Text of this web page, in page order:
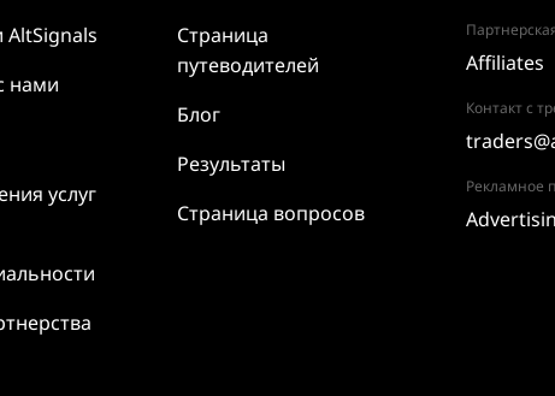
AltSignals
нами
услуг
Страница
путеводителей
Блог
Результаты
Страница вопросов
Affiliates
Контакт с
Рекламное